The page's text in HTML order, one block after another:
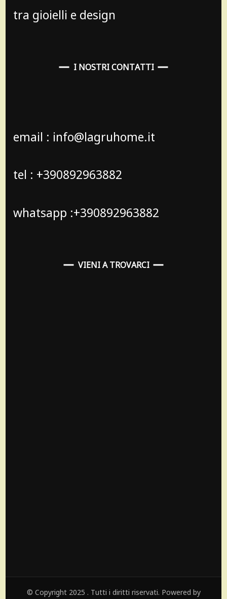
tra gioielli e design
I NOSTRI CONTATTI
email : info@lagruhome.it
tel : +390892963882
whatsapp :+390892963882
VIENI A TROVARCI
© Copyright 2025 . Tutti i diritti riservati. Powered by